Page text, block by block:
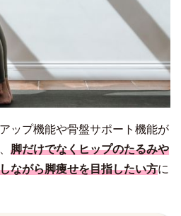
ップ機能や骨盤サポート機能が
脚だけでなくヒップのたるみや
ながら脚痩せを目指したい方に